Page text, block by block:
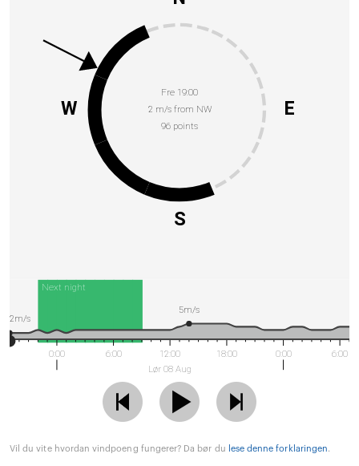
Fre 19:00
2 m/s from NW
96 points
E
S
W
Next night
0:00 6:00
12:00
Lør 08 Aug
18:00 0:00 6:00
5m/s
2m/s
Vil du vite hvordan vindpoeng fungerer? Da bør du lese denne forklaringen.